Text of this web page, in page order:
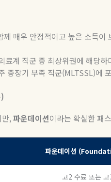
매우 안정적이고 높은 소득이
료계 직군 중 최상위권에 해당하
중장기 부족 직군(MLTSSL)에
)
,파운데이션이라는 확실한 패
파운데이션
고2 수료 또는